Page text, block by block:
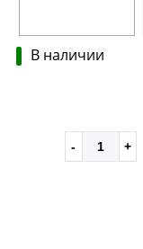
В наличии